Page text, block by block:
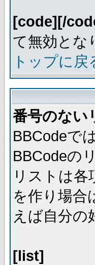
[code][/
て無効とな
トップに戻
番号のない
BBCodeで
BBCodeの
リストは
を作り場合
えば自分の
[list]